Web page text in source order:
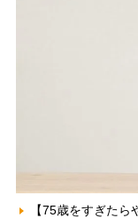
【75歳をすぎた